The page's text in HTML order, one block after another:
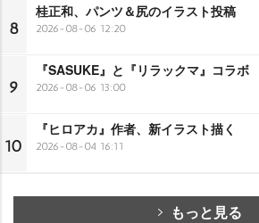
8
桂正和、パンツ＆尻のイラスト投稿
2026-08-06 12:20
9
『SASUKE』と『リラックマ』コラボ
2026-08-06 13:00
10
『ヒロアカ』作者、新イラスト描く
2026-08-04 16:11
もっと見る